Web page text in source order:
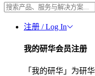
注册 / Log In
我的研华会员注册
「我的研华」为研